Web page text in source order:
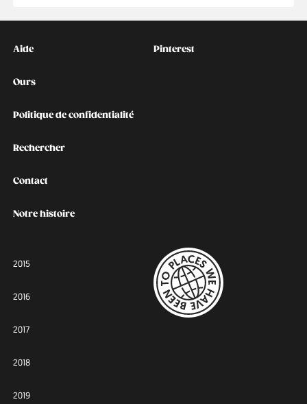
Kontakt
Aide
Ours
Politique de confidentialité
Rechercher
Contact
Notre histoire
Social
Pinterest
2015
2016
2017
2018
2019